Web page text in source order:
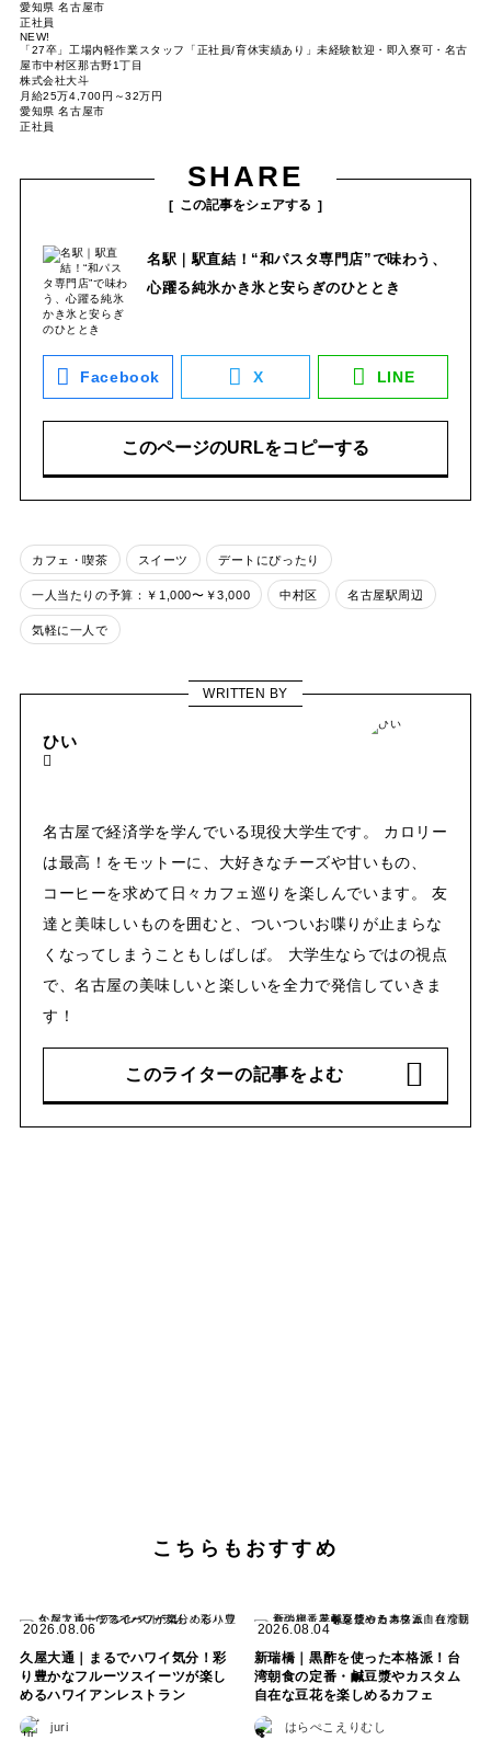
愛知県 名古屋市
正社員
NEW!
「27卒」工場内軽作業スタッフ「正社員/育休実績あり」未経験歓迎・即入寮可・名古
屋市中村区那古野1丁目
株式会社大斗
月給25万4,700円～32万円
愛知県 名古屋市
正社員
SHARE
この記事をシェアする
名駅｜駅直結！“和パスタ専門店”で味わう、
心躍る純氷かき氷と安らぎのひととき
Facebook X LINE
このページのURLをコピーする
カフェ・喫茶 スイーツ デートにぴったり
一人当たりの予算：￥1,000〜￥3,000 中村区 名古屋駅周辺
気軽に一人で
WRITTEN BY
ひい
名古屋で経済学を学んでいる現役大学生です。 カロリー
は最高！をモットーに、大好きなチーズや甘いもの、
コーヒーを求めて日々カフェ巡りを楽しんでいます。 友
達と美味しいものを囲むと、ついついお喋りが止まらな
くなってしまうこともしばしば。 大学生ならではの視点
で、名古屋の美味しいと楽しいを全力で発信していきま
す！
このライターの記事をよむ
こちらもおすすめ
2026.08.06
久屋大通｜まるでハワイ気分！彩
り豊かなフルーツスイーツが楽し
めるハワイアンレストラン
juri
2026.08.04
新瑞橋｜黒酢を使った本格派！台
湾朝食の定番・鹹豆漿やカスタム
自在な豆花を楽しめるカフェ
はらぺこえりむし